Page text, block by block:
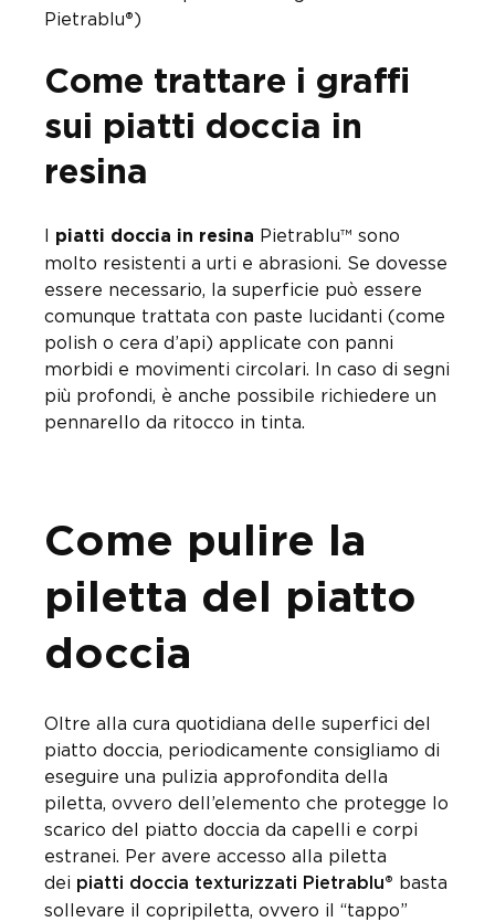
Pietrablu®)
Come trattare i graffi
sui piatti doccia in
resina
I piatti doccia in resina Pietrablu™ sono
molto resistenti a urti e abrasioni. Se dovesse
essere necessario, la superficie può essere
comunque trattata con paste lucidanti (come
polish o cera d’api) applicate con panni
morbidi e movimenti circolari. In caso di segni
più profondi, è anche possibile richiedere un
pennarello da ritocco in tinta.
Come pulire la
piletta del piatto
doccia
Oltre alla cura quotidiana delle superfici del
piatto doccia, periodicamente consigliamo di
eseguire una pulizia approfondita della
piletta, ovvero dell’elemento che protegge lo
scarico del piatto doccia da capelli e corpi
estranei. Per avere accesso alla piletta
dei piatti doccia texturizzati Pietrablu® basta
sollevare il copripiletta, ovvero il “tappo”